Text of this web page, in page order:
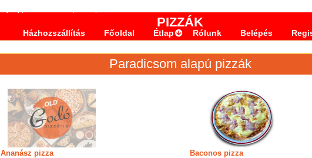
Házhozszállítás Főoldal Étlap Rólunk Belépés
PIZZÁK
Paradicsom alapú pizzák
Ananász pizza
Baconos pizza